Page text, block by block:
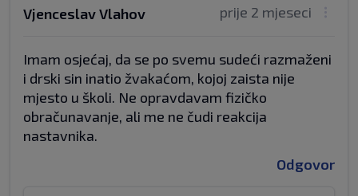
prije 2 mjeseci
Vjenceslav Vlahov
Imam osjećaj, da se po svemu sudeći razmaženi
i drski sin inatio žvakaćom, kojoj zaista nije
mjesto u školi. Ne opravdavam fizičko
obračunavanje, ali me ne čudi reakcija
nastavnika.
Odgovor